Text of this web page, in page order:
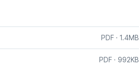
PDF · 1.4MB
PDF · 992KB